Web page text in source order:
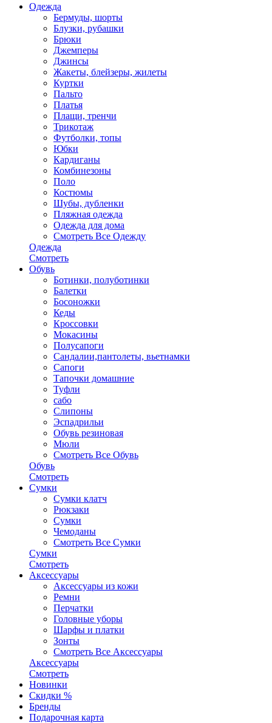
Одежда
Бермуды, шорты
Блузки, рубашки
Брюки
Джемперы
Джинсы
Жакеты, блейзеры, жилеты
Куртки
Пальто
Платья
Плащи, тренчи
Трикотаж
Футболки, топы
Юбки
Кардиганы
Комбинезоны
Поло
Костюмы
Шубы, дубленки
Пляжная одежда
Одежда для дома
Смотреть Все Одежду
Одежда
Смотреть
Обувь
Ботинки, полуботинки
Балетки
Босоножки
Кеды
Кроссовки
Мокасины
Полусапоги
Сандалии,пантолеты, вьетнамки
Сапоги
Тапочки домашние
Туфли
сабо
Слипоны
Эспадрильи
Обувь резиновая
Мюли
Смотреть Все Обувь
Обувь
Смотреть
Сумки
Сумки клатч
Рюкзаки
Сумки
Чемоданы
Смотреть Все Сумки
Сумки
Смотреть
Аксессуары
Аксессуары из кожи
Ремни
Перчатки
Головные уборы
Шарфы и платки
Зонты
Смотреть Все Аксессуары
Аксессуары
Смотреть
Новинки
Скидки %
Бренды
Подарочная карта